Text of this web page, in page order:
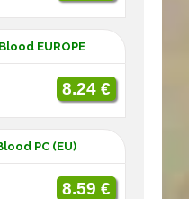
EUROPE
8.24 €
PC (EU)
8.59 €